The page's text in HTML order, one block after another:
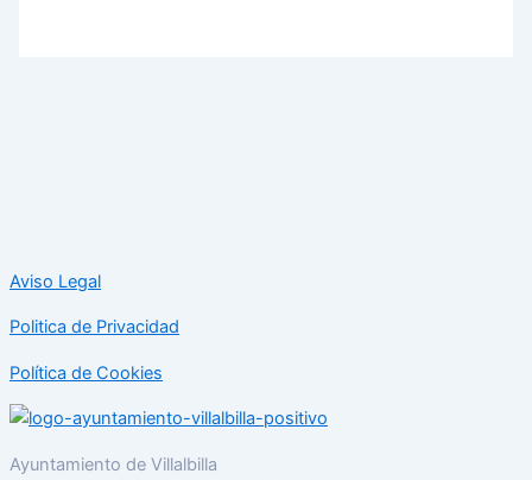
Aviso Legal
Politica de Privacidad
Política de Cookies
Ayuntamiento de Villalbilla